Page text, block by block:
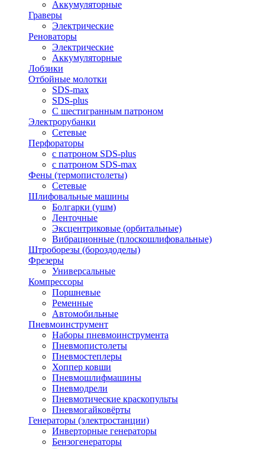
Аккумуляторные
Граверы
Электрические
Реноваторы
Электрические
Аккумуляторные
Лобзики
Отбойные молотки
SDS-max
SDS-plus
С шестигранным патроном
Электрорубанки
Сетевые
Перфораторы
с патроном SDS-plus
с патроном SDS-max
Фены (термопистолеты)
Сетевые
Шлифовальные машины
Болгарки (ушм)
Ленточные
Эксцентриковые (орбитальные)
Вибрационные (плоскошлифовальные)
Штроборезы (бороздоделы)
Фрезеры
Универсальные
Компрессоры
Поршневые
Ременные
Автомобильные
Пневмоинструмент
Наборы пневмоинструмента
Пневмопистолеты
Пневмостеплеры
Хоппер ковши
Пневмошлифмашины
Пневмодрели
Пневмотические краскопульты
Пневмогайковёрты
Генераторы (электростанции)
Инверторные генераторы
Бензогенераторы